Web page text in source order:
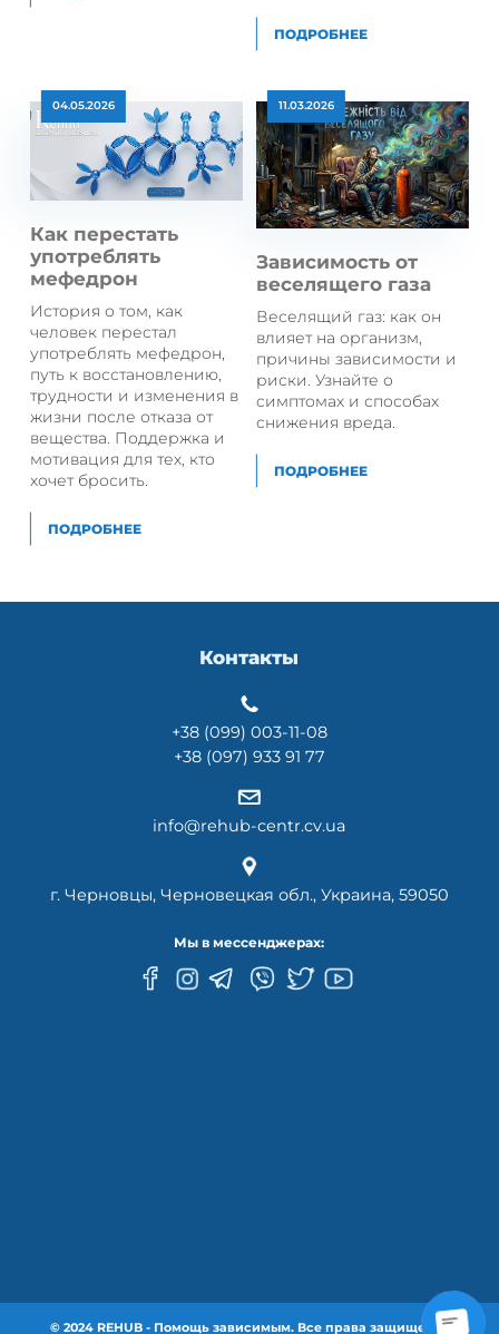
ПОДРОБНЕЕ
Как перестать
употреблять
мефедрон
04.05.2026
История о том, как
человек перестал
употреблять мефедрон,
путь к восстановлению,
трудности и изменения в
жизни после отказа от
вещества. Поддержка и
мотивация для тех, кто
хочет бросить.
ПОДРОБНЕЕ
Зависимость от
веселящего газа
11.03.2026
Веселящий газ: как он
влияет на организм,
причины зависимости и
риски. Узнайте о
симптомах и способах
снижения вреда.
ПОДРОБНЕЕ
Контакты
+38 (099) 003-11-08
+38 (097) 933 91 77
info@rehub-centr.cv.ua
г. Черновцы, Черновецкая обл., Украина, 59050
Мы в мессенджерах:
© 2024 REHUB - Помощь зависимым. Все права защищены.